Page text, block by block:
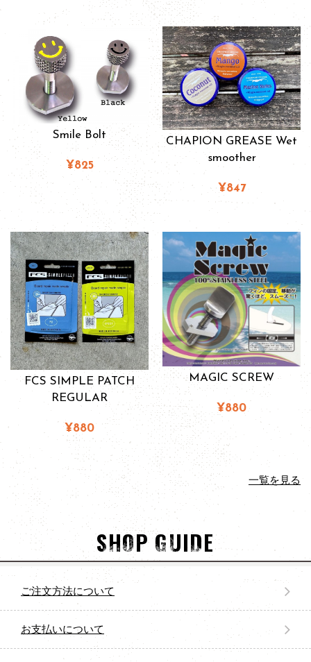
Smile Bolt
¥825
CHAPION GREASE Wet
smoother
¥847
FCS SIMPLE PATCH
REGULAR
¥880
MAGIC SCREW
¥880
一覧を見る
SHOP GUIDE
ご注文方法について
お支払いについて